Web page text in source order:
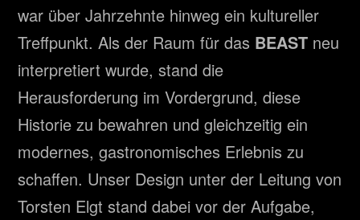
war über Jahrzehnte hinweg ein kultureller
Treffpunkt. Als der Raum für das BEAST neu
interpretiert wurde, stand die
Herausforderung im Vordergrund, diese
Historie zu bewahren und gleichzeitig ein
modernes, gastronomisches Erlebnis zu
schaffen. Unser Design unter der Leitung von
Torsten Elgt stand dabei vor der Aufgabe,